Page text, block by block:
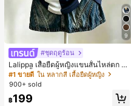
9
#ชุดฤดูร้อน
Lalippa เสื้อยืดผู้หญิงแขนสั้นไหล่ตก ค
อวีปกเสื้อ ลายพิมพ์ดิจิทัลลายทาง สไตล์
สปอร์ตแฟชั่นมินิมอล ของขวัญสำหรับเ
พื่อน
#1 ขายดี ใน หลากสี เสื้อยืดผู้หญิง
900+ sold
฿199